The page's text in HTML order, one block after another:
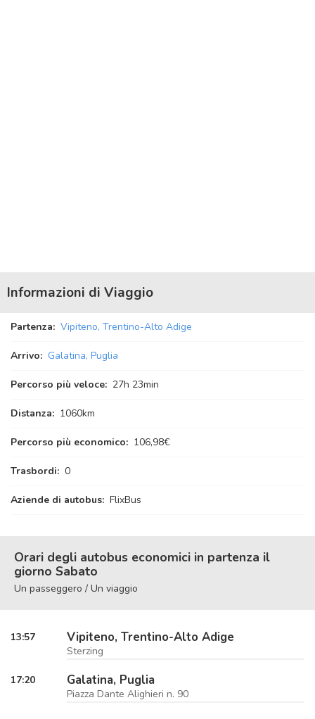
Informazioni di Viaggio
Partenza: Vipiteno, Trentino-Alto Adige
Arrivo: Galatina, Puglia
Percorso più veloce: 27h 23min
Distanza: 1060km
Percorso più economico: 106,98€
Trasbordi: 0
Aziende di autobus: FlixBus
Orari degli autobus economici in partenza il
giorno Sabato
Un passeggero / Un viaggio
13:57 Vipiteno, Trentino-Alto Adige
Sterzing
17:20 Galatina, Puglia
Piazza Dante Alighieri n. 90